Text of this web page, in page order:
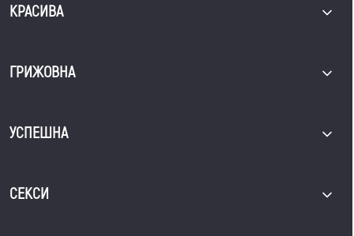
КРАСИВА
ГРИЖОВНА
УСПЕШНА
СЕКСИ